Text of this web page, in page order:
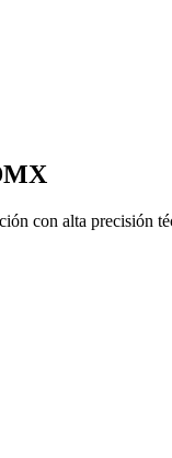
con alta precisión